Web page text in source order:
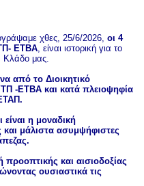
χθες, 25/6/2026, οι 4
ΕΤΒΑ, είναι ιστορική για το
Κλάδο μας.
από το Διοικητικό
-ΕΤΒΑ και κατά πλειοψηφία
η μοναδική
και μάλιστα ασυμψήφιστες
και αισιοδοξίας
ουσιαστικά τις